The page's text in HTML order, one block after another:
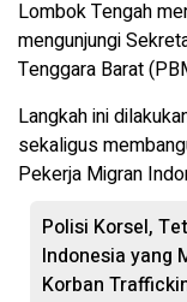
Lombok Tengah
mengunjungi
Tenggara Barat
Langkah ini
sekaligus
Pekerja Migran
Polisi Korsel,
Indonesia yang
Korban